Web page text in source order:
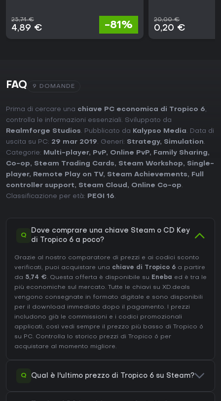
25,74 €
4,89 € -81%
20,00 €
0,20 €
FAQ 9 DOMANDE
Prima di cercare una chiave PC economica di Tropico 6,
controlla le informazioni essenziali. Sviluppato da
Realmforge Studios. Pubblicato da Kalypso Media. Data di
uscita su PC: 29 mar 2019. Generi: Strategy, Simulation.
Categorie:
Multi-player, PvP, Online PvP, Family Sharing,
Co-op, Steam Trading Cards, Steam Workshop, Single-
player, Remote Play on TV, Steam Achievements,
Full
controller support, Steam Cloud , Online Co-op.
Classificazione per età:
PEGI 16.
Q
Dove comprare una chiave Steam o CD Key
di Tropico 6 a poco?
Grazie al nostro comparatore di prezzi e ai codici sconto
verificati, puoi acquistare una chiave di Tropico 6 a partire
da 5,74 €. Questa offerta è disponibile su Eneba ed è tra le
più economiche sul mercato. Tutte le chiavi su XD.deals
vengono consegnate in formato digitale e sono disponibili
per il download immediato dopo il pagamento. I prezzi
includono già le commissioni e i codici promozionali
applicati, così vedi sempre il prezzo più basso di Tropico 6
su PC. Controlla lo storico prezzi di Tropico 6 per
acquistare al momento migliore.
Q Qual è l'ultimo prezzo di Tropico 6 su Steam?